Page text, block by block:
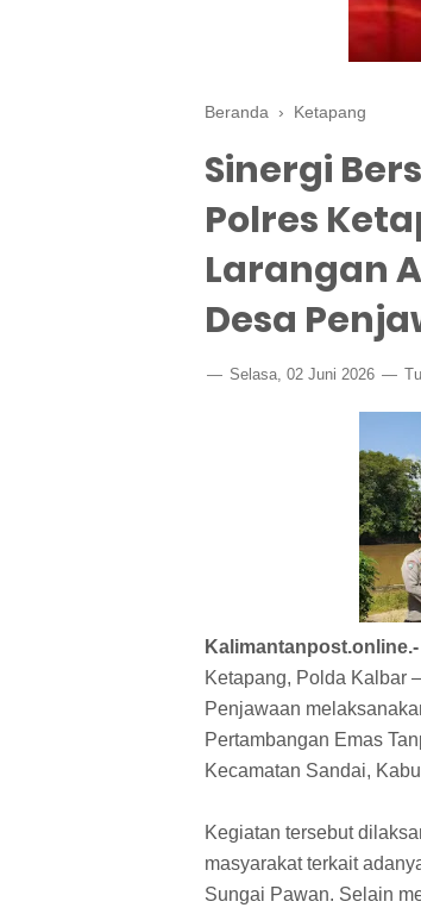
Beranda › Ketapang
Sinergi
Polres
Larangan
Desa
Selasa, 02 Juni 2026
Kalimantanpost.online.-
Ketapang, Polda Kalbar
Penjawaan
Pertambangan Emas
Kecamatan Sandai,
Kegiatan tersebut
masyarakat terkait
Sungai Pawan. Selain